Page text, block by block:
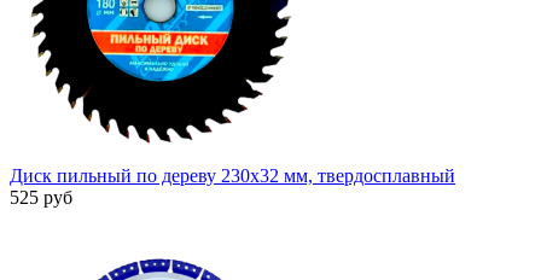
Диск пильный по дереву 230x32 мм, твердосплавный
525 руб